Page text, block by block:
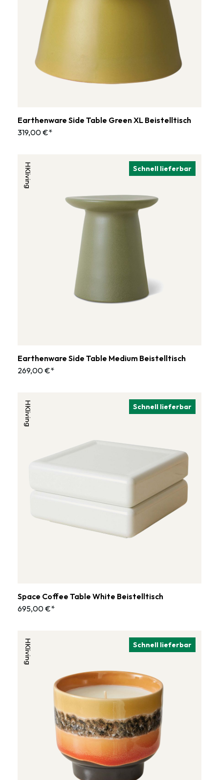
Earthenware Side Table Green XL Beistelltisch
319,00 €*
Schnell lieferbar
HKliving
Earthenware Side Table Medium Beistelltisch
269,00 €*
Schnell lieferbar
HKliving
Space Coffee Table White Beistelltisch
695,00 €*
Schnell lieferbar
HKliving